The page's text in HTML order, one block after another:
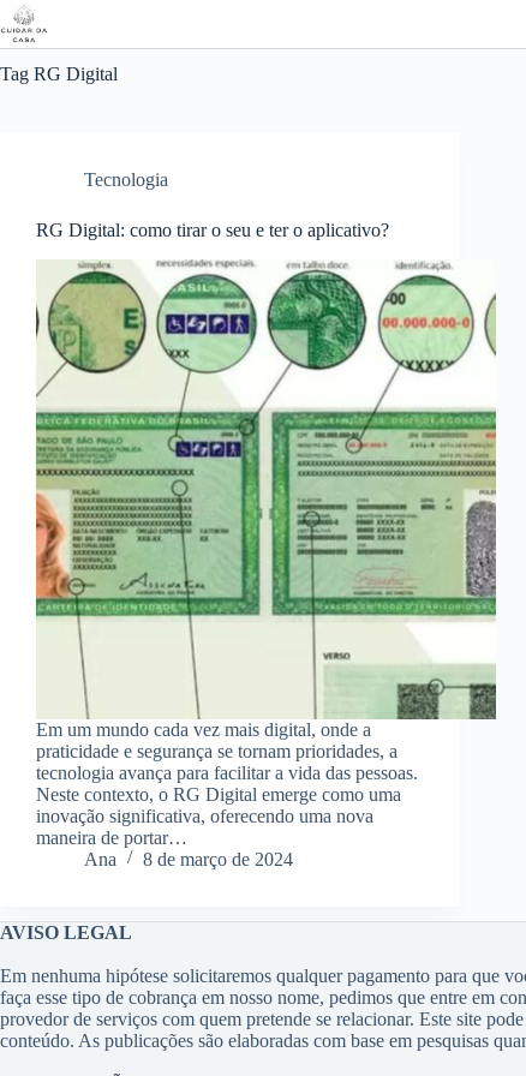
Pular
para
o
conteúdo
Tag RG Digital
Tecnologia
RG Digital: como tirar o seu e ter o aplicativo?
Em um mundo cada vez mais digital, onde a
praticidade e segurança se tornam prioridades, a
tecnologia avança para facilitar a vida das pessoas.
Neste contexto, o RG Digital emerge como uma
inovação significativa, oferecendo uma nova
maneira de portar…
Ana
8 de março de 2024
AVISO LEGAL
Em nenhuma hipótese solicitaremos qualquer pagamento para que
faça esse tipo de cobrança em nosso nome, pedimos que entre em
provedor de serviços com quem pretende se relacionar. Este site
conteúdo. As publicações são elaboradas com base em pesquisas